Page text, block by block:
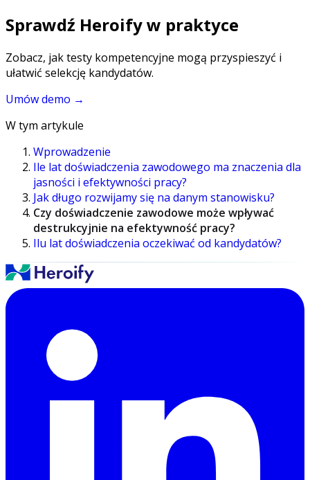
Sprawdź Heroify w praktyce
Zobacz, jak testy kompetencyjne mogą przyspieszyć i
ułatwić selekcję kandydatów.
Umów demo →
W tym artykule
Wprowadzenie
Ile lat doświadczenia zawodowego ma znaczenia dla
jasności i efektywności pracy?
Jak długo rozwijamy się na danym stanowisku?
Czy doświadczenie zawodowe może wpływać
destrukcyjnie na efektywność pracy?
Ilu lat doświadczenia oczekiwać od kandydatów?